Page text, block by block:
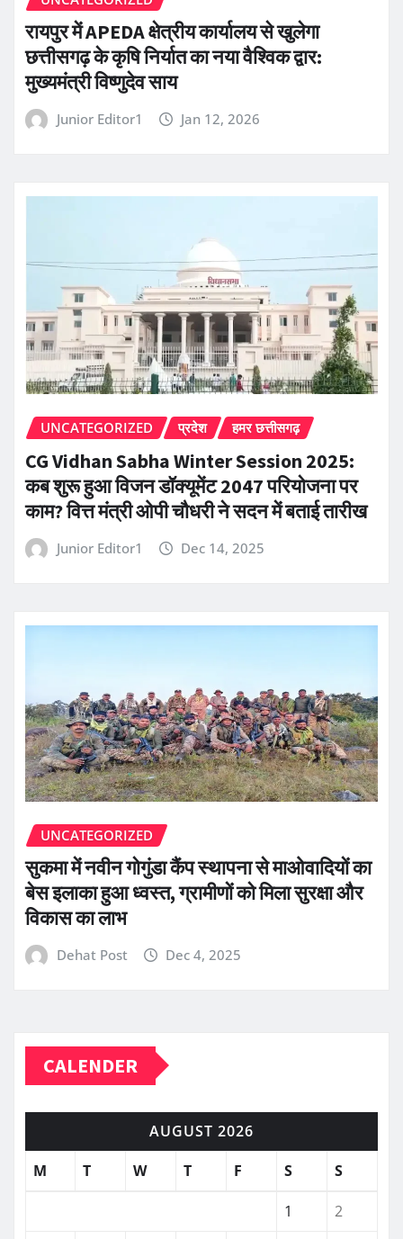
रायपुर में APEDA क्षेत्रीय कार्यालय से खुलेगा
छत्तीसगढ़ के कृषि निर्यात का नया वैश्विक द्वार:
मुख्यमंत्री विष्णुदेव साय
Junior Editor1 Jan 12, 2026
UNCATEGORIZED प्रदेश हमर छत्तीसगढ़
CG Vidhan Sabha Winter Session 2025:
कब शुरू हुआ विजन डॉक्यूमेंट 2047 परियोजना पर
काम? वित्त मंत्री ओपी चौधरी ने सदन में बताई तारीख
Junior Editor1 Dec 14, 2025
UNCATEGORIZED
सुकमा में नवीन गोगुंडा कैंप स्थापना से माओवादियों का
बेस इलाका हुआ ध्वस्त, ग्रामीणों को मिला सुरक्षा और
विकास का लाभ
Dehat Post Dec 4, 2025
CALENDER
AUGUST 2026
M
T W T F S S
1 2